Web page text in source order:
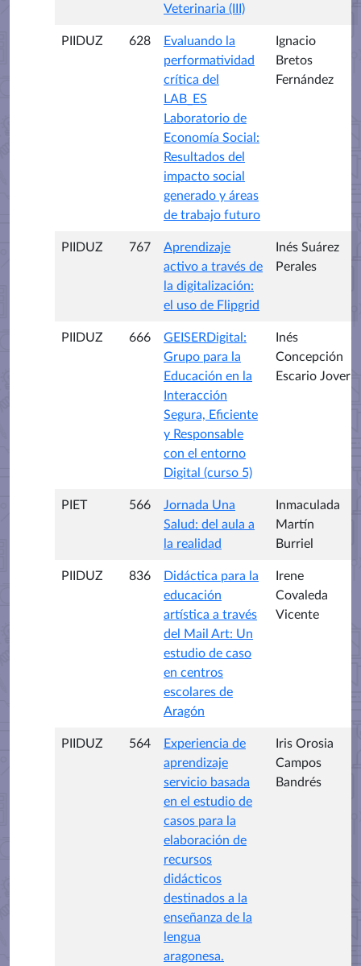
Veterinaria (III)
PIIDUZ 628
Evaluando la
performatividad
crítica del
LAB_ES
Laboratorio de
Economía Social:
Resultados del
impacto social
generado y áreas
de trabajo futuro
Ignacio
Bretos
Fernández
PIIDUZ 767
Aprendizaje
activo a través de
la digitalización:
el uso de Flipgrid
Inés Suárez
Perales
PIIDUZ 666
GEISERDigital:
Grupo para la
Educación en la
Interacción
Segura, Eficiente
y Responsable
con el entorno
Digital (curso 5)
Inés
Concepción
Escario Jover
PIET 566
Jornada Una
Salud: del aula a
la realidad
Inmaculada
Martín
Burriel
PIIDUZ 836
Didáctica para la
educación
artística a través
del Mail Art: Un
estudio de caso
en centros
escolares de
Aragón
Irene
Covaleda
Vicente
PIIDUZ 564
Experiencia de
aprendizaje
servicio basada
en el estudio de
casos para la
elaboración de
recursos
didácticos
destinados a la
enseñanza de la
lengua
aragonesa.
Iris Orosia
Campos
Bandrés